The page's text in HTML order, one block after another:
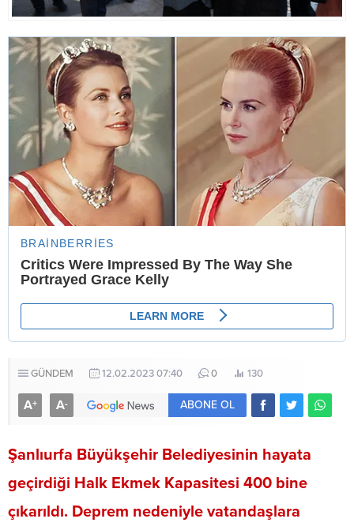
GÜNDEM 12.02.2023 07:40 0 130
A+ A- ABONE OL
Şanlıurfa Büyükşehir Belediyesinin hayata
geçirdiği Halk Ekmek Kapasitesi 400 bine
çıkarıldı. Deprem nedeniyle vatandaşlara